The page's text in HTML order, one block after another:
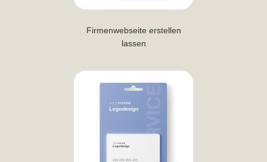
Firmenwebseite erstellen
lassen